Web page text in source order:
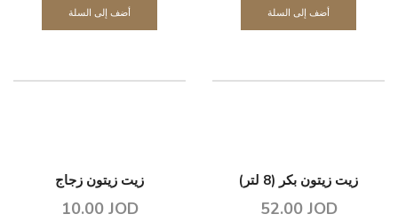
أضف إلى السلة أضف إلى السلة
زيت زيتون بكر (8 لتر)
52.00 JOD
زيت زيتون زجاج
10.00 JOD